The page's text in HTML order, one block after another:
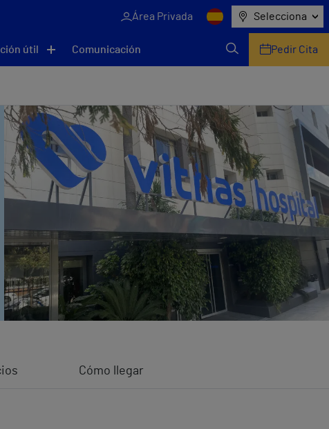
Área Privada Selecciona
útil Comunicación Pedir Cita
Cómo llegar